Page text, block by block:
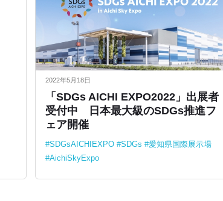
2022年5月18日
「SDGs AICHI EXPO2022」出展者
受付中 日本最大級のSDGs推進フ
ェア開催
SDGsAICHIEXPO SDGs
愛知県国際展示場
AichiSkyExpo